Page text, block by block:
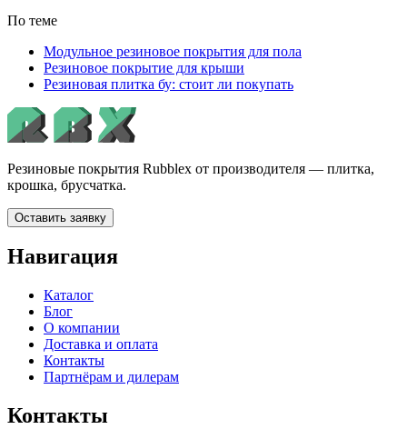
По теме
Модульное резиновое покрытия для пола
Резиновое покрытие для крыши
Резиновая плитка бу: стоит ли покупать
Резиновые покрытия Rubblex от производителя — плитка,
крошка, брусчатка.
Оставить заявку
Навигация
Каталог
Блог
О компании
Доставка и оплата
Контакты
Партнёрам и дилерам
Контакты